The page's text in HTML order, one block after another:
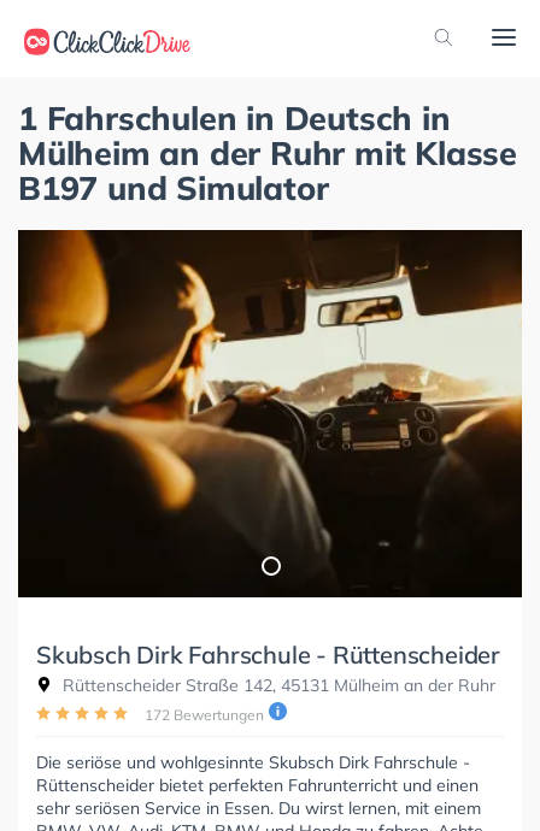
1 Fahrschulen in Deutsch in
Mülheim an der Ruhr mit Klasse
B197 und Simulator
Skubsch Dirk Fahrschule - Rüttenscheider
Rüttenscheider Straße 142, 45131 Mülheim an der Ruhr
172 Bewertungen
Die seriöse und wohlgesinnte Skubsch Dirk Fahrschule -
Rüttenscheider bietet perfekten Fahrunterricht und einen
sehr seriösen Service in Essen. Du wirst lernen, mit einem